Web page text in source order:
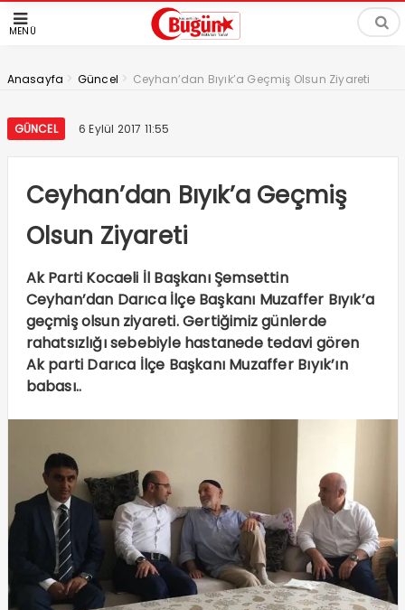
MENÜ
Anasayfa > Güncel > Ceyhan’dan Bıyık’a Geçmiş Olsun Ziyareti
GÜNCEL 6 Eylül 2017 11:55
Ceyhan’dan Bıyık’a Geçmiş
Olsun Ziyareti
Ak Parti Kocaeli İl Başkanı Şemsettin
Ceyhan’dan Darıca İlçe Başkanı Muzaffer Bıyık’a
geçmiş olsun ziyareti. Gertiğimiz günlerde
rahatsızlığı sebebiyle hastanede tedavi gören
Ak parti Darıca İlçe Başkanı Muzaffer Bıyık’ın
babası..